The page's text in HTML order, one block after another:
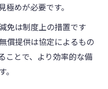
めが必要です。
免は制度上の措置です
償提供は協定によるもの
ことで、より効率的な備